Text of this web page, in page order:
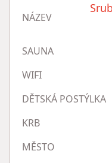
NÁZEV
SAUNA
WIFI
DĚTSKÁ POSTÝLKA
KRB
MĚSTO